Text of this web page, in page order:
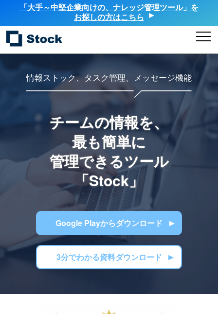
「大手～中堅企業向けの、ナレッジ管理ツール」を
お探しの方はこちら
情報ストック、タスク管理、メッセージ機能
チームの情報を、
最も簡単に
管理できるツール
「Stock」
Google Playからダウンロード
3分でわかる資料ダウンロード